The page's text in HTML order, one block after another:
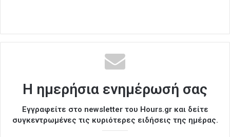
Η ημερήσια ενημέρωσή σας
Εγγραφείτε στο newsletter του Hours.gr και δείτε
συγκεντρωμένες τις κυριότερες ειδήσεις της ημέρας.